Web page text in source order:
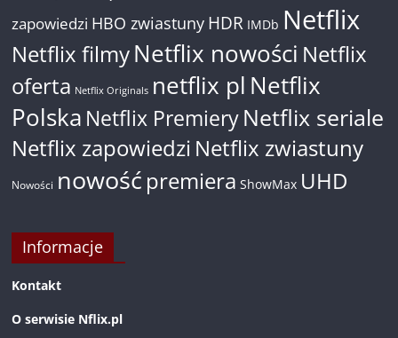
zapowiedzi HBO zwiastuny HDR IMDb Netflix
Netflix filmyNetflix nowości Netflix
oferta Netflix Originals netflix pl Netflix
Polska Netflix PremieryNetflix seriale
Netflix zapowiedzi Netflix zwiastuny
Nowości nowość premiera ShowMax UHD
Informacje
Kontakt
O serwisie Nflix.pl